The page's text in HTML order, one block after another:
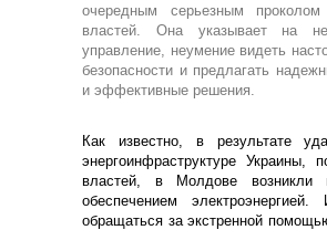
очередным серьезным проколом
властей. Она указывает на
управление, неумение видеть
безопасности и предлагать
и эффективные решения.
Как известно, в результате
энергоинфраструктуре Украины,
властей, в Молдове возникли
обеспечением
обращаться за экстренной